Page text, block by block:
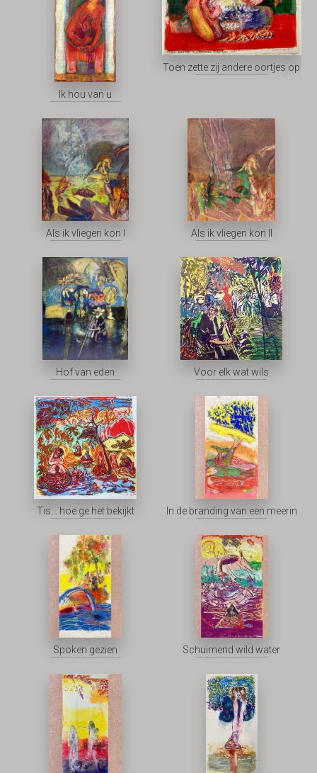
Ik hou van u
Toen zette zij andere oortjes op
Als ik vliegen kon I Als ik vliegen kon II
Hof van eden Voor elk wat wils
Tis... hoe ge het bekijkt In de branding van een meerin
Spoken gezien Schuimend wild water